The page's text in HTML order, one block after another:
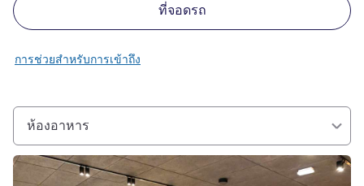
ที่จอดรถ
การช่วยสำหรับการเข้าถึง
ห้องอาหาร
ดูรายละเอียด